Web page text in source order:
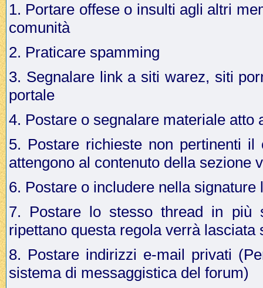
1. Portare offese o insulti agli altri
comunità
2. Praticare spamming
3. Segnalare link a siti warez, siti
portale
4. Postare o segnalare materiale
5. Postare richieste non pertinenti
attengono al contenuto della sezione
6. Postare o includere nella
7. Postare lo stesso thread in più
ripettano questa regola verrà lasciata
8. Postare indirizzi e-mail privati
sistema di messaggistica del forum)